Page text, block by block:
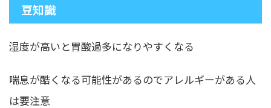
豆知識
湿度が高いと胃酸過多になりやすくなる
喘息が酷くなる可能性があるのでアレルギーがある人
は要注意